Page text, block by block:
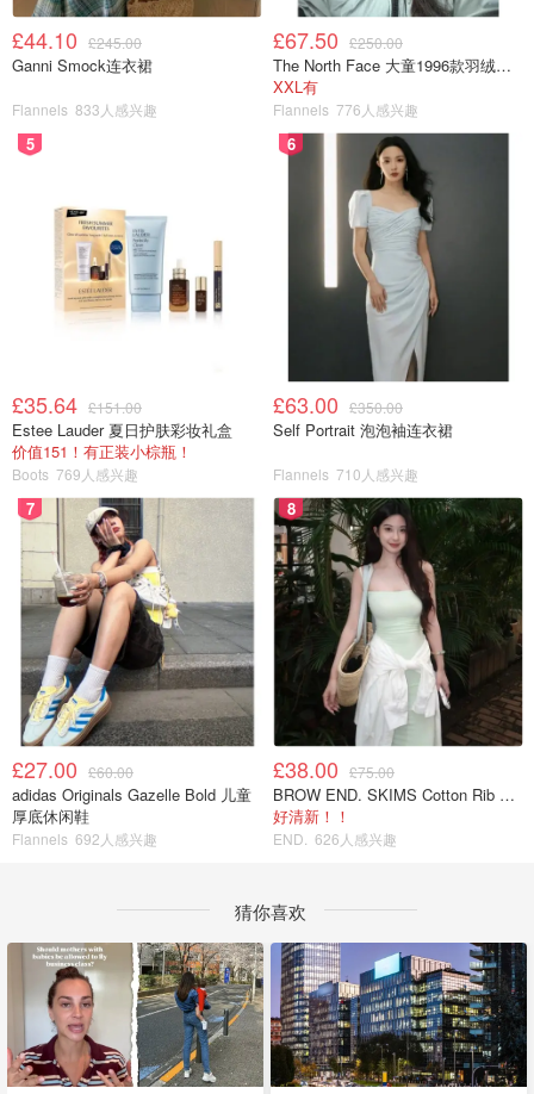
£44.10 £245.00
Ganni Smock连衣裙
Flannels 833人感兴趣
£67.50 £250.00
The North Face 大童1996款羽绒夹克
XXL有
Flannels 776人感兴趣
5
£35.64 £151.00
Estee Lauder 夏日护肤彩妆礼盒
价值151！有正装小棕瓶！
Boots 769人感兴趣
6
£63.00 £350.00
Self Portrait 泡泡袖连衣裙
Flannels 710人感兴趣
7
£27.00 £60.00
adidas Originals Gazelle Bold 儿童
厚底休闲鞋
Flannels 692人感兴趣
8
£38.00 £75.00
BROW END. SKIMS Cotton Rib 长款背心连衣裙 薄荷绿
好清新！！
END. 626人感兴趣
猜你喜欢